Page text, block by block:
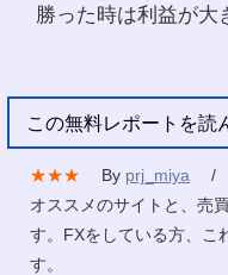
勝った時は利益が大
この無料レポートを読
★★★ By prj_miya
/
オススメのサイトと、売
す。FXをしている方、こ
す。